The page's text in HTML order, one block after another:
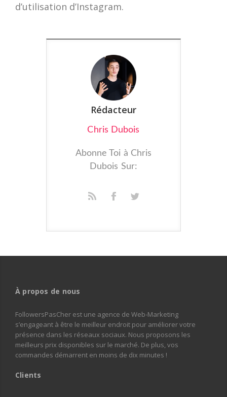
d’utilisation d’Instagram.
Rédacteur
Chris Dubois
Abonne Toi à Chris
Dubois Sur:
À propos de nous
FollowersPasCher est une agence de Web-Marketing
s’engageant à être le meilleur endroit pour améliorer votre
présence dans les réseaux sociaux. Nous proposons les
meilleurs prix disponibles sur le marché. De plus, vos
commandes démarrent en moins de dix minutes !
Clients